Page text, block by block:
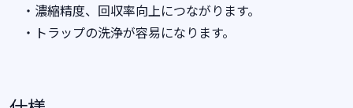
・濃縮精度、回収率向上につながります。
・トラップの洗浄が容易になります。